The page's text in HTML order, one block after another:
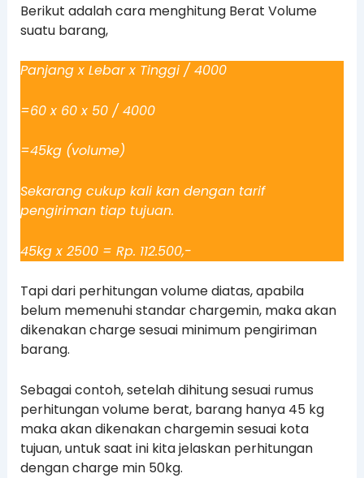
Berikut adalah cara menghitung Berat Volume
suatu barang,
Panjang x Lebar x Tinggi / 4000
=60 x 60 x 50 / 4000
=45kg (volume)
Sekarang cukup kali kan dengan tarif
pengiriman tiap tujuan.
45kg x 2500 = Rp. 112.500,-
Tapi dari perhitungan volume diatas, apabila
belum memenuhi standar chargemin, maka akan
dikenakan charge sesuai minimum pengiriman
barang.
Sebagai contoh, setelah dihitung sesuai rumus
perhitungan volume berat, barang hanya 45 kg
maka akan dikenakan chargemin sesuai kota
tujuan, untuk saat ini kita jelaskan perhitungan
dengan charge min 50kg.